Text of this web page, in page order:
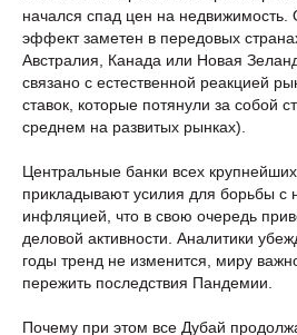
начался спад цен на недвижимость.
эффект заметен в передовых
Австралия, Канада или Новая
связано с естественной реакцией
ставок, которые потянули за собой
среднем на развитых рынках).
Центральные банки всех
прикладывают усилия для борьбы с
инфляцией, что в свою очередь
деловой активности. Аналитики
годы тренд не изменится, миру
пережить последствия Пандемии.
Почему при этом все Дубай